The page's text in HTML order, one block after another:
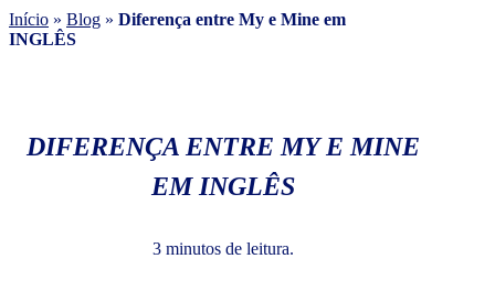
Início » Blog » Diferença entre My e Mine em
INGLÊS
DIFERENÇA ENTRE MY E MINE
EM INGLÊS
3 minutos de leitura.